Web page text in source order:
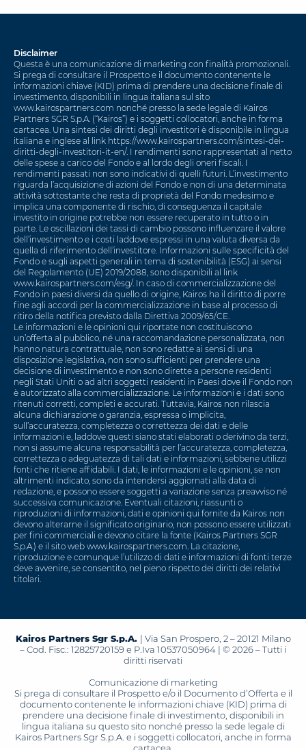
Disclaimer
Questa è una comunicazione di marketing con finalità promozionali.
Si prega di consultare il Prospetto e il documento contenente le
informazioni chiave (KID) prima di prendere una decisione finale di
investimento, disponibili in lingua italiana sul sito
www.kairospartners.com nonché presso la sede legale di Kairos
Partners SGR S.p.A. (“Kairos”) e i soggetti collocatori, anche in forma
cartacea. Una sintesi dei diritti degli investitori è disponibile in lingua
italiana e inglese al link https://www.kairospartners.com/sintesi-dei-
diritti-degli-investitori-it-en/. I rendimenti sono rappresentati al netto
delle spese a carico del Fondo e al lordo degli oneri fiscali. I
rendimenti passati non sono indicativi di quelli futuri. L’investimento
riguarda l’acquisizione di azioni del Fondo e non di una determinata
attività sottostante che resta di proprietà del Fondo medesimo e
implica una componente di rischio, di conseguenza il capitale
investito in origine potrebbe non essere recuperato in tutto o in
parte. Le oscillazioni dei tassi di cambio possono influenzare il valore
dell’investimento e i costi laddove espressi in una valuta diversa da
quella di riferimento dell’investitore. Informazioni sulle specificità del
Fondo e sugli aspetti generali in tema di sostenibilità (ESG) ai sensi
del Regolamento (UE) 2019/2088, sono disponibili al link
www.kairospartners.com/esg/. In caso di commercializzazione del
Fondo in paesi diversi da quello di origine, Kairos ha il diritto di porre
fine agli accordi per la commercializzazione in base al processo di
ritiro della notifica previsto dalla Direttiva 2009/65/CE.
Le informazioni e le opinioni qui riportate non costituiscono
un’offerta al pubblico, né una raccomandazione personalizzata, non
hanno natura contrattuale, non sono redatte ai sensi di una
disposizione legislativa, non sono sufficienti per prendere una
decisione di investimento e non sono dirette a persone residenti
negli Stati Uniti o ad altri soggetti residenti in Paesi dove il Fondo non
è autorizzato alla commercializzazione. Le informazioni e i dati sono
ritenuti corretti, completi e accurati. Tuttavia, Kairos non rilascia
alcuna dichiarazione o garanzia, espressa o implicita,
sull’accuratezza, completezza o correttezza dei dati e delle
informazioni e, laddove questi siano stati elaborati o derivino da terzi,
non si assume alcuna responsabilità per l’accuratezza, completezza,
correttezza o adeguatezza di tali dati e informazioni, sebbene utilizzi
fonti che ritiene affidabili. I dati, le informazioni e le opinioni, se non
altrimenti indicato, sono da intendersi aggiornati alla data di
redazione, e possono essere soggetti a variazione senza preavviso né
successiva comunicazione. Eventuali citazioni, riassunti o
riproduzioni di informazioni, dati e opinioni qui fornite da Kairos non
devono alterarne il significato originario, non possono essere utilizzati
per fini commerciali e devono citare la fonte (Kairos Partners SGR
S.p.A.) e il sito web www.kairospartners.com. La citazione,
riproduzione e comunque l’utilizzo di dati e informazioni di fonti terze
deve avvenire, se consentito, nel pieno rispetto dei diritti dei relativi
titolari.
Kairos Partners Sgr S.p.A. | Via San Prospero, 2 – 20121 Milano
– Cod. Fisc.: 12825720159 e P.Iva 10537050964 | © 2026 – Tutti i
diritti riservati
Comunicazione di marketing
Si prega di consultare il Prospetto e/o il Documento d’Offerta e il
documento contenente le informazioni chiave (KID) prima di
prendere una decisione finale di investimento, disponibili in
lingua italiana su questo sito nonché presso la sede legale di
Kairos Partners Sgr S.p.A. e i soggetti collocatori, anche in forma
cartacea.